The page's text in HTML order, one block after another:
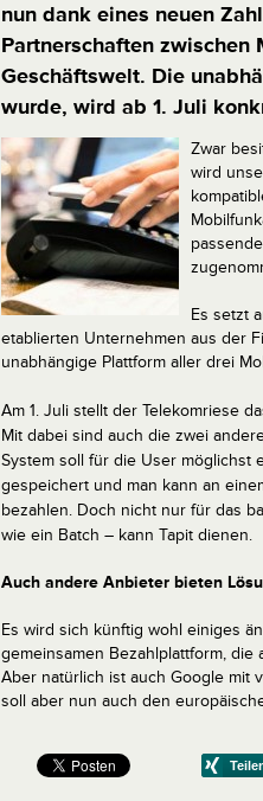
nun dank eines neuen
Partnerschaften zwischen
Geschäftswelt. Die
wurde, wird ab 1. Juli
Zwar
wird
Es setzt
etablierten Unternehmen aus der
unabhängige Plattform aller drei
Am 1. Juli stellt der Telekomriese
Mit dabei sind auch die zwei
System soll für die User möglichst
gespeichert und man kann an
bezahlen. Doch nicht nur für das
wie ein Batch – kann Tapit dienen.
Auch andere Anbieter bieten
Es wird sich künftig wohl einiges
gemeinsamen Bezahlplattform,
Aber natürlich ist auch Google mit
soll aber nun auch den